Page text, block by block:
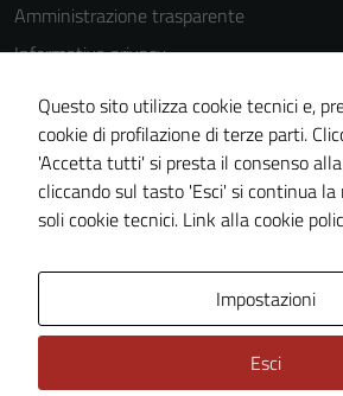
Amministrazione trasparente
Informativa privacy
Cookie Policy
Note legali
Dichiarazione di accessibilità
Piano di miglioramento del sito
Questo sito utilizza cookie tecnici e,
cookie di profilazione di terze parti.
'Accetta tutti' si presta il consenso
cliccando sul tasto 'Esci' si continua la
soli cookie tecnici. Link alla cookie
Impostazioni
Esci